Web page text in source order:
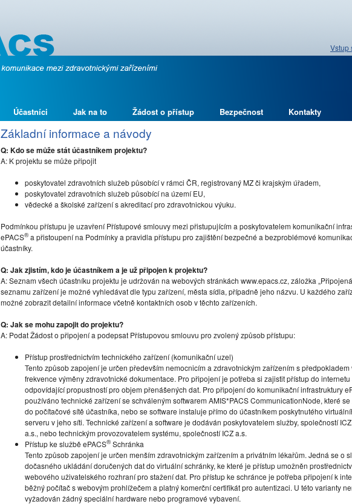
Vstup
Účastníci Jak na to Žádost o přístup Bezpečnost Kontakty
Základní informace a návody
Q: Kdo se může stát účastníkem projektu?
A: K projektu se může připojit
poskytovatel zdravotních služeb působící v rámci ČR, registrovaný MZ či krajským úřadem,
poskytovatel zdravotních služeb působící na území EU,
vědecké a školské zařízení s akreditací pro zdravotnickou výuku.
Podmínkou přístupu je uzavření Přístupové smlouvy mezi přistupujícím a poskytovatelem komunikační
ePACS®a přistoupení na Podmínky a pravidla přístupu pro zajištění bezpečné a bezproblémové
účastníky.
Q: Jak zjistím, kdo je účastníkem a je už připojen k projektu?
A: Seznam všech účastníku projektu je udržován na webových stránkách www.epacs.cz, záložka
seznamu zařízení je možné vyhledávat dle typu zařízení, města sídla, případně jeho názvu. U každého
možné zobrazit detailní informace včetně kontaktních osob v těchto zařízeních.
Q: Jak se mohu zapojit do projektu?
A: Podat Žádost o připojení a podepsat Přístupovou smlouvu pro zvolený způsob přístupu:
Přístup prostřednictvím technického zařízení (komunikační uzel)
Tento způsob zapojení je určen především nemocnicím a zdravotnickým zařízením s předpokladem
frekvence výměny zdravotnické dokumentace. Pro připojení je potřeba si zajistit přístup do internetu
odpovídající propustností pro objem přenášených dat. Pro připojení do komunikační infrastruktury
používáno technické zařízení se schváleným softwarem AMIS*PACS CommunicationNode, které
do počítačové sítě účastníka, nebo se software instaluje přímo do účastníkem poskytnutého
serveru v jeho síti. Technické zařízení a software je dodáván poskytovatelem služby, společností
a.s., nebo technickým provozovatelem systému, společností ICZ a.s.
Přístup ke službě ePACS®Schránka
Tento způsob zapojení je určen menším zdravotnickým zařízením a privátním lékařům. Jedná se o
dočasného ukládání doručených dat do virtuální schránky, ke které je přístup umožněn
webového uživatelského rozhraní pro stažení dat. Pro přístup ke schránce je potřeba připojení k
běžný počítač s webovým prohlížečem a platný komerční certifikát pro autentizaci. U této varianty
vyžadován žádný speciální hardware nebo programové vybavení.